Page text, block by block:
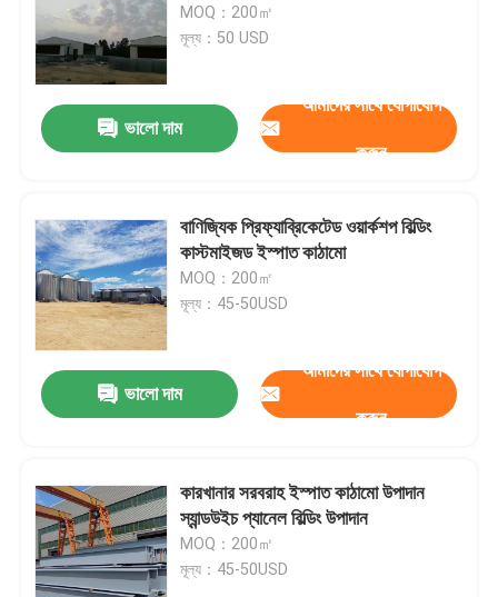
MOQ：200㎡
মূল্য：50 USD
ভালো দাম
আমাদের সাথে যোগাযোগ
করুন
বাণিজ্যিক প্রিফ্যাব্রিকেটেড ওয়ার্কশপ বিল্ডিং
কাস্টমাইজড ইস্পাত কাঠামো
MOQ：200㎡
মূল্য：45-50USD
ভালো দাম
আমাদের সাথে যোগাযোগ
করুন
কারখানার সরবরাহ ইস্পাত কাঠামো উপাদান
স্যান্ডউইচ প্যানেল বিল্ডিং উপাদান
MOQ：200㎡
মূল্য：45-50USD